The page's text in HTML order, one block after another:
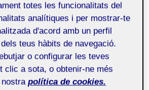
totes les funcionalitats del
analítiques i per mostrar-te
d'acord amb un perfil
teus hàbits de navegació.
o configurar les teves
clic a sota, o obtenir-ne més
política de cookies.